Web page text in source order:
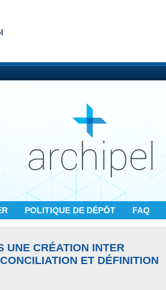
POLITIQUE DE DÉPÔT FAQ
UNE CRÉATION INTER
ET DÉFINITION